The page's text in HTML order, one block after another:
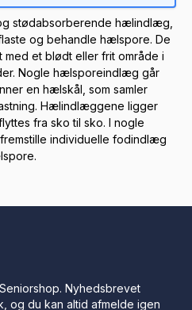
stødabsorberende hælindlæg,
og behandle hælspore. De
med et blødt eller frit område i
Nogle hælsporeindlæg går
en hælskål, som samler
Hælindlæggene ligger
fra sko til sko. I nogle
individuelle fodindlæg
Nyhedsbrevet
og du kan altid afmelde igen